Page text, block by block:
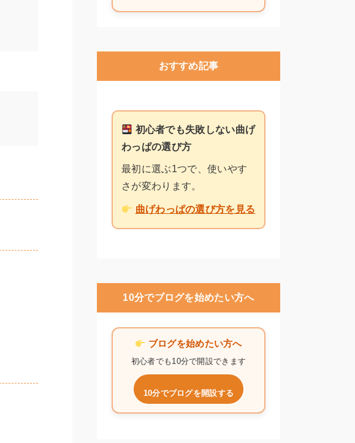
おすすめ記事
初心者でも失敗しない曲げ
わっぱの選び方
最初に選ぶ1つで、使いやす
さが変わります。
曲げわっぱの選び方を見る
10分でブログを始めたい方へ
ブログを始めたい方へ
初心者でも10分で開設できます
10分でブログを開設する